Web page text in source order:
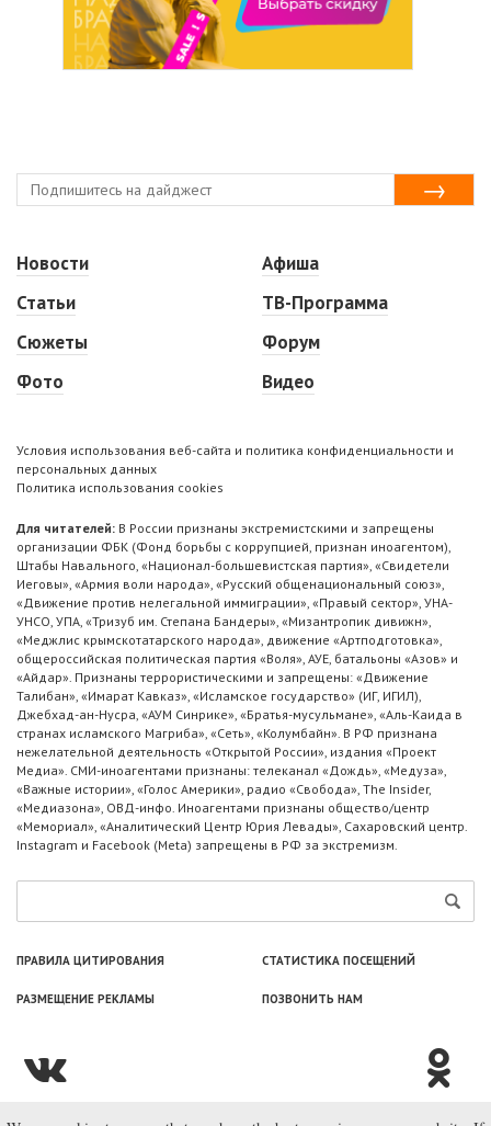
Новости
Статьи
Сюжеты
Фото
Афиша
ТВ-Программа
Форум
Видео
Условия использования веб-сайта и политика конфиденциальности и
персональных данных
Политика использования cookies
Для читателей: В России признаны экстремистскими и запрещены
организации ФБК (Фонд борьбы с коррупцией, признан иноагентом),
Штабы Навального, «Национал-большевистская партия», «Свидетели
Иеговы», «Армия воли народа», «Русский общенациональный союз»,
«Движение против нелегальной иммиграции», «Правый сектор», УНА-
УНСО, УПА, «Тризуб им. Степана Бандеры», «Мизантропик дивижн»,
«Меджлис крымскотатарского народа», движение «Артподготовка»,
общероссийская политическая партия «Воля», АУЕ, батальоны «Азов» и
«Айдар». Признаны террористическими и запрещены: «Движение
Талибан», «Имарат Кавказ», «Исламское государство» (ИГ, ИГИЛ),
Джебхад-ан-Нусра, «АУМ Синрике», «Братья-мусульмане», «Аль-Каида в
странах исламского Магриба», «Сеть», «Колумбайн». В РФ признана
нежелательной деятельность «Открытой России», издания «Проект
Медиа». СМИ-иноагентами признаны: телеканал «Дождь», «Медуза»,
«Важные истории», «Голос Америки», радио «Свобода», The Insider,
«Медиазона», ОВД-инфо. Иноагентами признаны общество/центр
«Мемориал», «Аналитический Центр Юрия Левады», Сахаровский центр.
Instagram и Facebook (Metа) запрещены в РФ за экстремизм.
ПРАВИЛА ЦИТИРОВАНИЯ СТАТИСТИКА ПОСЕЩЕНИЙ
РАЗМЕЩЕНИЕ РЕКЛАМЫ ПОЗВОНИТЬ НАМ